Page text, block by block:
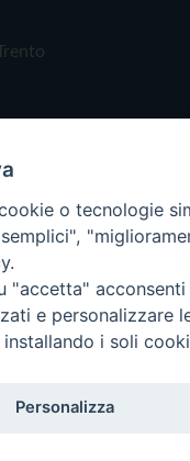
riservati - Vita
o tecnologie
"accetta"
e personalizzare
installando i soli
Personalizza